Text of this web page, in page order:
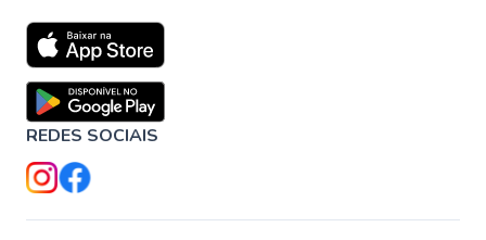
REDES SOCIAIS